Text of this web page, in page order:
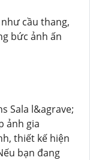
cầu thang,
bức ảnh ấn
Sala l&agrave;
ảnh gia
thiết kế hiện
bạn đang